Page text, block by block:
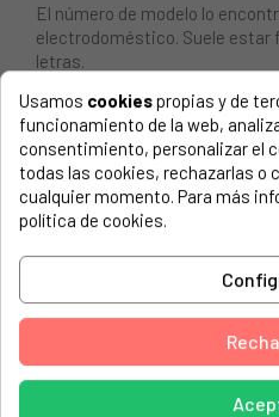
El número de modelo lo
electrodoméstico. Suele estar
letras.
Aro exterior puerta lavadora
362257, 665992
BALAY, 3TS50100A/01
BALAY, 3TS50100A/13
Usamos cookiespropias y de
funcionamiento de la web,
consentimiento, personalizar el
todas las cookies, rechazarlas o
cualquier momento. Para más
política de cookies.